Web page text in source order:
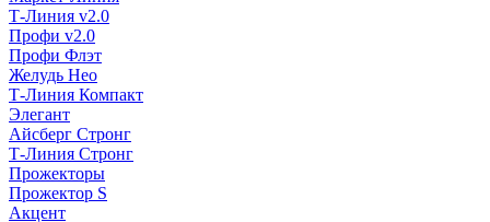
Т-Линия v2.0
Профи v2.0
Профи Флэт
Желудь Нео
Т-Линия Компакт
Элегант
Айсберг Стронг
Т-Линия Стронг
Прожекторы
Прожектор S
Акцент